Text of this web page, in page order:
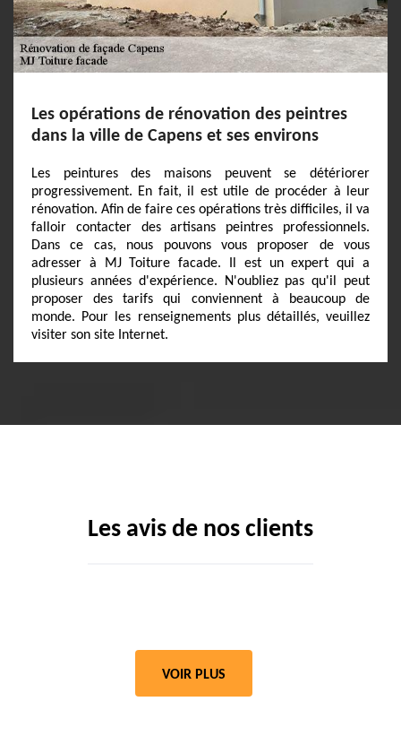
Les opérations de rénovation des peintres
dans la ville de Capens et ses environs
Les peintures des maisons peuvent se détériorer
progressivement. En fait, il est utile de procéder à leur
rénovation. Afin de faire ces opérations très difficiles, il va
falloir contacter des artisans peintres professionnels.
Dans ce cas, nous pouvons vous proposer de vous
adresser à MJ Toiture facade. Il est un expert qui a
plusieurs années d'expérience. N'oubliez pas qu'il peut
proposer des tarifs qui conviennent à beaucoup de
monde. Pour les renseignements plus détaillés, veuillez
visiter son site Internet.
Les avis de nos clients
VOIR PLUS